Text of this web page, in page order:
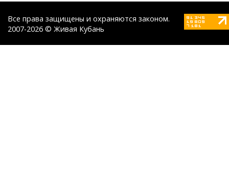
Все права защищены и охраняются законом.
2007-2026 © Живая Кубань